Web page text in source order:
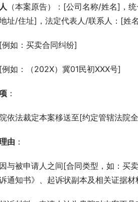
（本案原告）：[公司名称/姓名]，
址/住址]，法定代表人/联系人：[姓
[例如：买卖合同纠纷]
[例如：（202X）冀01民初XXX号]
：
依法裁定本案移送至[约定管辖法院
由 ：
与被申请人之间[合同类型，如：买
通知书》、起诉状副本及相关证据材